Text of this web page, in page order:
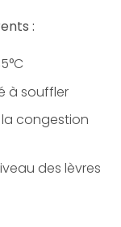
:
à souffler
congestion
des lèvres